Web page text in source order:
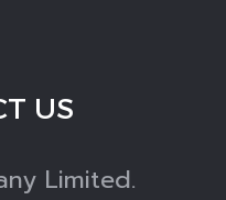
US
Limited.